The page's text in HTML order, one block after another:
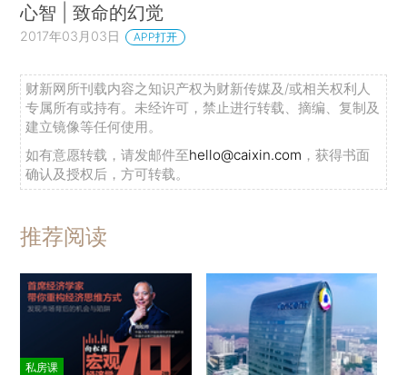
心智 | 致命的幻觉
2017年03月03日 APP打开
财新网所刊载内容之知识产权为财新传媒及/或相关权利人
专属所有或持有。未经许可，禁止进行转载、摘编、复制及
建立镜像等任何使用。
如有意愿转载，请发邮件至hello@caixin.com ，获得书面
确认及授权后，方可转载。
推荐阅读
私房课